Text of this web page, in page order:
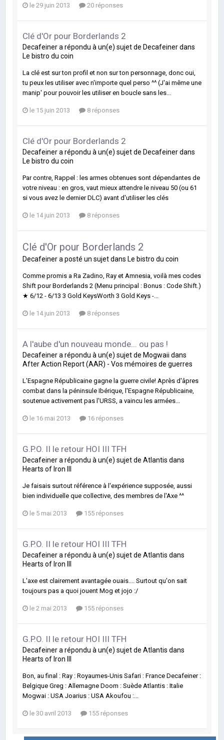
le 29 juin 2013 20 réponses
Clé d'Or pour Borderlands 2
Decafeinera répondu à un(e) sujet de Decafeinerdans
Le bistro du coin
La clé est sur ton profil et non sur ton personnage, donc oui,
tu peux les utiliser avec n'importe quel perso ^^ (J'ai même une
manip' pour pouvoir les utiliser en boucle sans les...
le 15 juin 2013 8 réponses
Clé d'Or pour Borderlands 2
Decafeinera répondu à un(e) sujet de Decafeinerdans
Le bistro du coin
Par contre, Rappel : les armes obtenues sont dépendantes de
votre niveau : en gros, vaut mieux attendre le niveau 50 (ou 61
si vous avez le dernier DLC) avant d'utiliser les clés
le 14 juin 2013 8 réponses
Clé d'Or pour Borderlands 2
Decafeinera posté un sujet dans Le bistro du coin
Comme promis a Ra Zadino, Ray et Amnesia, voilà mes codes
Shift pour Borderlands 2 (Menu principal : Bonus : Code Shift.)
★ 6/12 - 6/13 3 Gold KeysWorth 3 Gold Keys -...
le 14 juin 2013 8 réponses
A l'aube d'un nouveau monde... ou pas !
Decafeinera répondu à un(e) sujet de Mogwaii dans
After Action Report (AAR) - Vos mémoires de guerres
L'Espagne Républicaine gagne la guerre civile! Après d'âpres
combat dans la péninsule Ibérique, l'Espagne Républicaine,
soutenue activement pas l'URSS, a vaincu les armées...
le 16 mai 2013 16 réponses
G.P.O. II le retour HOI III TFH
Decafeinera répondu à un(e) sujet de Atlantis dans
Hearts of Iron III
Je faisais surtout référence à l'expérience supposée, aussi
bien individuelle que collective, des membres de l'Axe ^^
le 5 mai 2013 155 réponses
G.P.O. II le retour HOI III TFH
Decafeinera répondu à un(e) sujet de Atlantis dans
Hearts of Iron III
L'axe est clairement avantagée ouais.... Surtout qu'on sait
toujours pas a quoi jouent Mog et jojo :/
le 2 mai 2013 155 réponses
G.P.O. II le retour HOI III TFH
Decafeinera répondu à un(e) sujet de Atlantis dans
Hearts of Iron III
Bon, au final : Ray : Royaumes-Unis Safari : France Decafeiner :
Belgique Greg : Allemagne Doom : Suède Atlantis : Italie
Mogwai : USA Joarius : USA Akoufou :...
le 30 avril 2013 155 réponses